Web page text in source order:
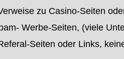
zu Casino-Seiten
Werbe-Seiten, (viele
Seiten oder Links,